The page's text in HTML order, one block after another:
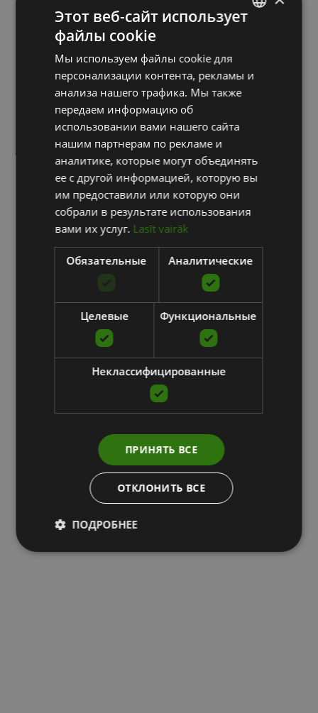
Этот веб-сайт использует
файлы cookie
Мы используем файлы cookie для
персонализации контента, рекламы и
анализа нашего трафика. Мы также
передаем информацию об
использовании вами нашего сайта
нашим партнерам по рекламе и
аналитике, которые могут объединять
ее с другой информацией, которую вы
им предоставили или которую они
собрали в результате использования
вами их услуг. Lasīt vairāk
Обязательные Аналитические
Целевые Функциональные
Неклассифицированные
ПРИНЯТЬ ВСЕ
ОТКЛОНИТЬ ВСЕ
ПОДРОБНЕЕ